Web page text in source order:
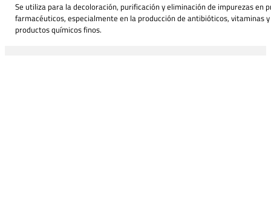
Se utiliza para la decoloración, purificación y eliminación de impurezas en
farmacéuticos, especialmente en la producción de antibióticos, vitaminas
productos químicos finos.